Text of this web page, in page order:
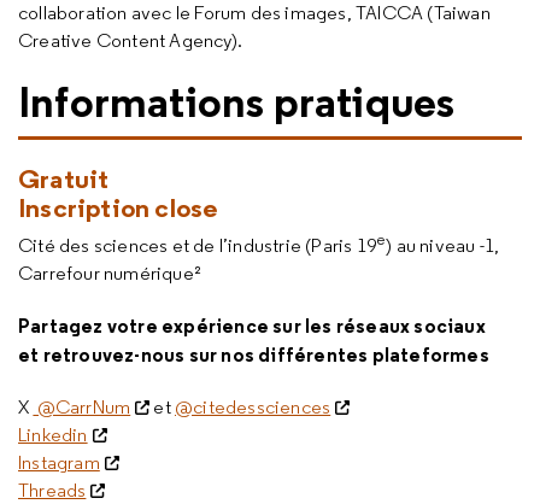
collaboration avec le Forum des images, TAICCA (Taiwan
Creative Content Agency).
Informations pratiques
Gratuit
Inscription close
Cité des sciences et de l’industrie (Paris 19e) au niveau -1,
Carrefour numérique²
Partagez votre expérience sur les réseaux sociaux
et retrouvez-nous sur nos différentes plateformes
X @CarrNum et @citedessciences
Linkedin
Instagram
Threads